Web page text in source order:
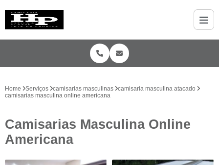
Home Serviços camisarias masculinas
camisaria masculina atacado
camisarias masculina online americana
Camisarias Masculina Online
Americana